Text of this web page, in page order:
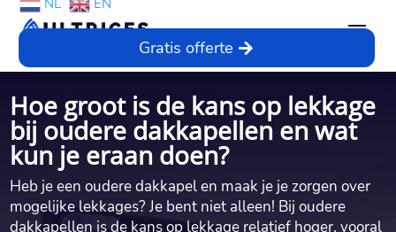
NL EN
Gratis offerte
Hoe groot is de kans op lekkage
bij oudere dakkapellen en wat
kun je eraan doen?
Heb je een oudere dakkapel en maak je je zorgen over
mogelijke lekkages? Je bent niet alleen! Bij oudere
dakkapellen is de kans op lekkage relatief hoger, vooral